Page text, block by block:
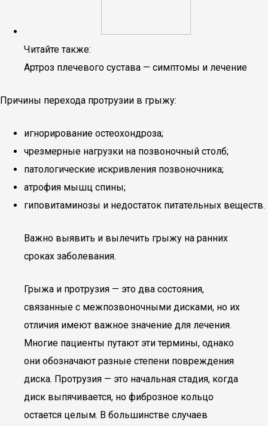
Читайте также:
Артроз плечевого сустава — симптомы и лечение
Причины перехода протрузии в грыжу:
игнорирование остеохондроза;
чрезмерные нагрузки на позвоночный столб;
патологические искривления позвоночника;
атрофия мышц спины;
гиповитаминозы и недостаток питательных веществ.
Важно выявить и вылечить грыжу на ранних
сроках заболевания.
Грыжа и протрузия — это два состояния,
связанные с межпозвоночными дисками, но их
отличия имеют важное значение для лечения.
Многие пациенты путают эти термины, однако
они обозначают разные степени повреждения
диска. Протрузия — это начальная стадия, когда
диск выпячивается, но фиброзное кольцо
остается целым. В большинстве случаев